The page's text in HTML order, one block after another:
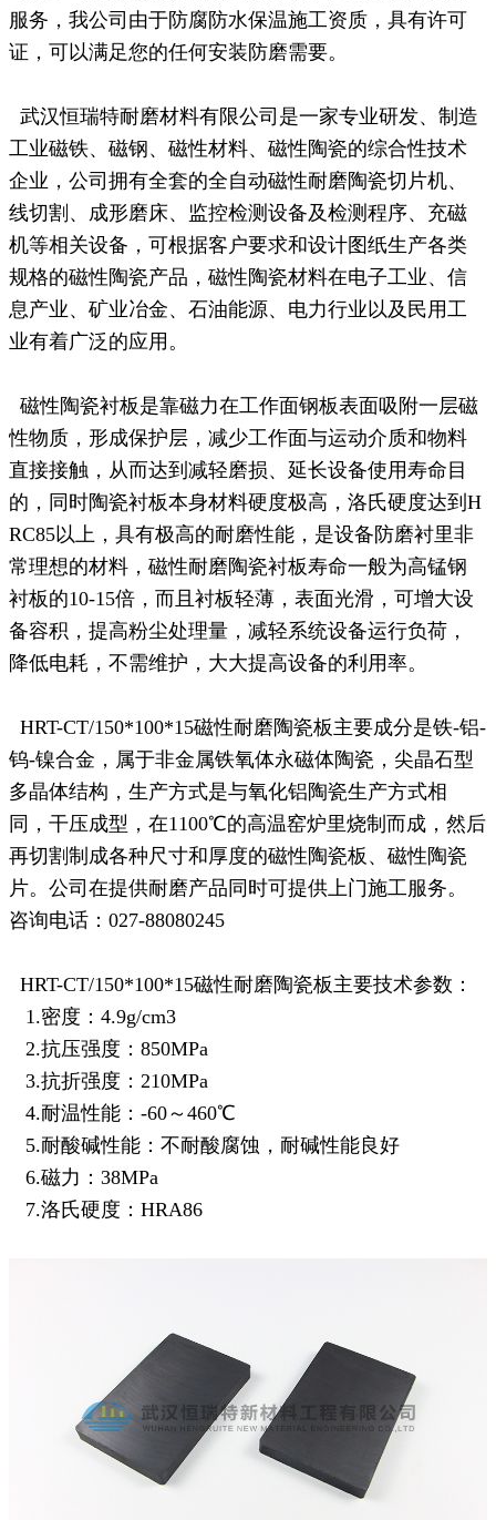
服务，我公司由于防腐防水保温施工资质，具有许可
证，可以满足您的任何安装防磨需要。
武汉恒瑞特耐磨材料有限公司是一家专业研发、制造
工业磁铁、磁钢、磁性材料、磁性陶瓷的综合性技术
企业，公司拥有全套的全自动磁性耐磨陶瓷切片机、
线切割、成形磨床、监控检测设备及检测程序、充磁
机等相关设备，可根据客户要求和设计图纸生产各类
规格的磁性陶瓷产品，磁性陶瓷材料在电子工业、信
息产业、矿业冶金、石油能源、电力行业以及民用工
业有着广泛的应用。
磁性陶瓷衬板是靠磁力在工作面钢板表面吸附一层磁
性物质，形成保护层，减少工作面与运动介质和物料
直接接触，从而达到减轻磨损、延长设备使用寿命目
的，同时陶瓷衬板本身材料硬度极高，洛氏硬度达到H
RC85以上，具有极高的耐磨性能，是设备防磨衬里非
常理想的材料，磁性耐磨陶瓷衬板寿命一般为高锰钢
衬板的10-15倍，而且衬板轻薄，表面光滑，可增大设
备容积，提高粉尘处理量，减轻系统设备运行负荷，
降低电耗，不需维护，大大提高设备的利用率。
HRT-CT/150*100*15磁性耐磨陶瓷板主要成分是铁-铝-
钨-镍合金，属于非金属铁氧体永磁体陶瓷，尖晶石型
多晶体结构，生产方式是与氧化铝陶瓷生产方式相
同，干压成型，在1100℃的高温窑炉里烧制而成，然后
再切割制成各种尺寸和厚度的磁性陶瓷板、磁性陶瓷
片。公司在提供耐磨产品同时可提供上门施工服务。
咨询电话：027-88080245
HRT-CT/150*100*15磁性耐磨陶瓷板主要技术参数：
1.密度：4.9g/cm3
2.抗压强度：850MPa
3.抗折强度：210MPa
4.耐温性能：-60～460℃
5.耐酸碱性能：不耐酸腐蚀，耐碱性能良好
6.磁力：38MPa
7.洛氏硬度：HRA86